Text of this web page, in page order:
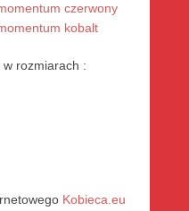
czerwony
kobalt
rozmiarach :
Kobieca.eu